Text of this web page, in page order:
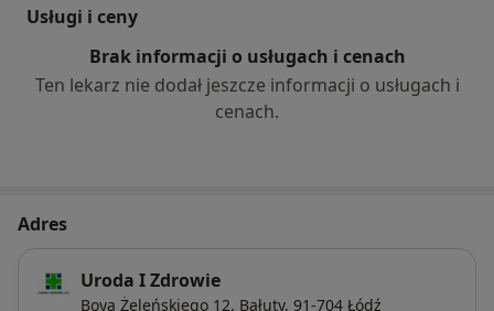
Usługi i ceny
Brak informacji o usługach i cenach
Ten lekarz nie dodał jeszcze informacji o usługach i
cenach.
Adres
Uroda I Zdrowie
Boya Żeleńskiego 12, Bałuty, 91-704 Łódź